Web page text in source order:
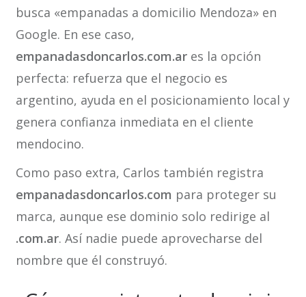
busca «empanadas a domicilio Mendoza» en
Google. En ese caso,
empanadasdoncarlos.com.ares la opción
perfecta: refuerza que el negocio es
argentino, ayuda en el posicionamiento local y
genera confianza inmediata en el cliente
mendocino.
Como paso extra, Carlos también registra
empanadasdoncarlos.com para proteger su
marca, aunque ese dominio solo redirige al
.com.ar. Así nadie puede aprovecharse del
nombre que él construyó.